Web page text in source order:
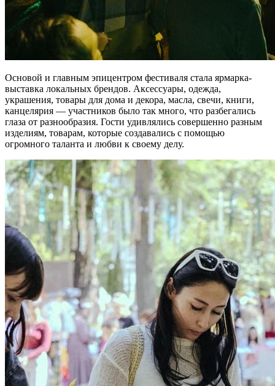
Основой и главным эпицентром фестиваля стала ярмарка-
выставка локальных брендов. Аксессуары, одежда,
украшения, товары для дома и декора, масла, свечи, книги,
канцелярия — участников было так много, что разбегались
глаза от разнообразия. Гости удивлялись совершенно разным
изделиям, товарам, которые создавались с помощью
огромного таланта и любви к своему делу.